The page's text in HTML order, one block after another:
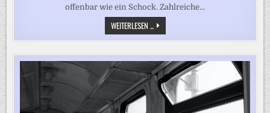
offenbar wie ein Schock. Zahlreiche...
WEITERLESEN ... KÜNDIGUNGEN
WEGEN
IRAN-
„SCHLECHTE
STIMMUNG
IN
DER
US-
TRUPPE“